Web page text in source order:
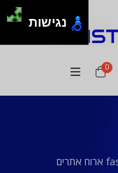
0 עגלת קניות
נגישות